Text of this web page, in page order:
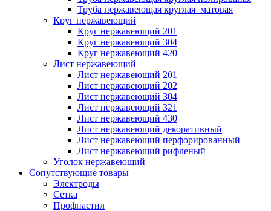
Труба нержавеющая круглая матовая
Круг нержавеющий
Круг нержавеющий 201
Круг нержавеющий 304
Круг нержавеющий 420
Лист нержавеющий
Лист нержавеющий 201
Лист нержавеющий 202
Лист нержавеющий 304
Лист нержавеющий 321
Лист нержавеющий 430
Лист нержавеющий декоративный
Лист нержавеющий перфорированный
Лист нержавеющий рифленый
Уголок нержавеющий
Cопутствующие товары
Электроды
Сетка
Профнастил